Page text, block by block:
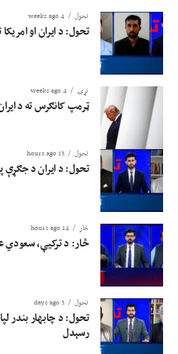
تحول 4 weeks ago
تحول: د ایران او
نړۍ 4 weeks ago
ټرمپ کانګرس ته د
تحول 13 hours ago
تحول: د ایران د جګړې
څار 14 hours ago
څار: د ترکیې، سعودي
تحول 3 days ago
تحول: د چابهار بندر
رسېدل